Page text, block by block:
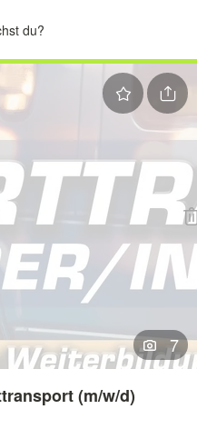
7
(m/w/d)